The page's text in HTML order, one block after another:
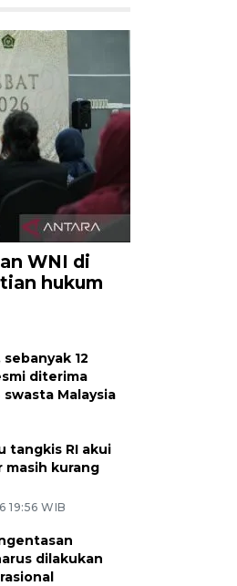
WNI di
hukum
12
diterima
swasta Malaysia
tangkis RI akui
masih kurang
19:56 WIB
dilakukan